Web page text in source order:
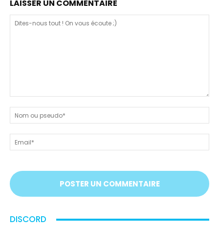
LAISSER UN COMMENTAIRE
nous
tout
!
On
vous
;)
ou
DISCORD